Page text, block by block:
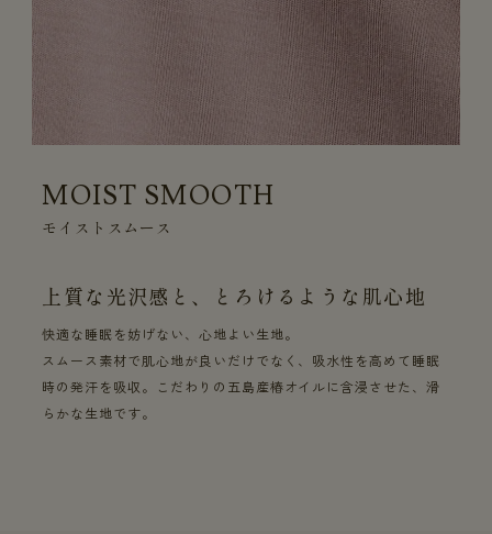
MOIST SMOOTH
モイストスムース
上質な光沢感と、とろけるような肌心地
快適な睡眠を妨げない、心地よい生地。
スムース素材で肌心地が良いだけでなく、吸水性を高めて睡眠
時の発汗を吸収。こだわりの五島産椿オイルに含浸させた、滑
らかな生地です。